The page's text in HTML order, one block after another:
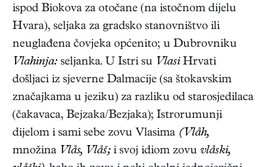
ispod Biokova za otočane (na istočnom dijelu
Hvara), seljaka za gradsko stanovništvo ili
neuglađena čovjeka općenito; u Dubrovniku
Vlahinja: seljanka. U Istri su VlasiHrvati
došljaci iz sjeverne Dalmacije (sa štokavskim
značajkama u jeziku) za razliku od starosjedilaca
(čakavaca, Bejzaka/Bezjaka); Istrorumunji
dijelom i sami sebe zovu Vlasima (Vlåh,
množina Vlås, Vlåš;i svoj idiom zovu vlåski,